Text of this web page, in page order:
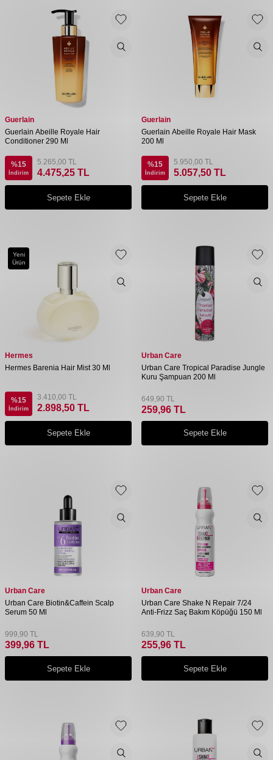
Guerlain
Guerlain Abeille Royale Hair
Conditioner 290 Ml
%15
İndirim
5.265,00 TL
4.475,25 TL
Sepete Ekle
Guerlain
Guerlain Abeille Royale Hair Mask
200 Ml
%15
İndirim
5.950,00 TL
5.057,50 TL
Sepete Ekle
Yeni
Ürün
Hermes
Hermes Barenia Hair Mist 30 Ml
%15
İndirim
3.410,00 TL
2.898,50 TL
Sepete Ekle
Urban Care
Urban Care Tropical Paradise Jungle
Kuru Şampuan 200 Ml
649,90 TL
259,96 TL
Sepete Ekle
Urban Care
Urban Care Biotin&Caffein Scalp
Serum 50 Ml
999,90 TL
399,96 TL
Sepete Ekle
Urban Care
Urban Care Shake N Repair 7/24
Anti-Frizz Saç Bakım Köpüğü 150 Ml
639,90 TL
255,96 TL
Sepete Ekle